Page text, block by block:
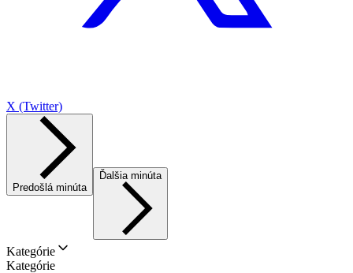
X (Twitter)
Predošlá minúta
Ďalšia minúta
Kategórie
Kategórie